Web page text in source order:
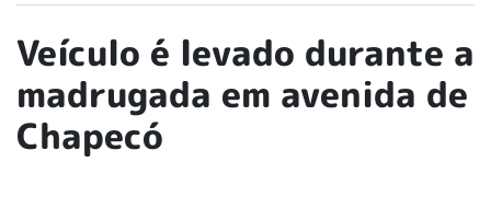
Veículo é levado durante a
madrugada em avenida de
Chapecó